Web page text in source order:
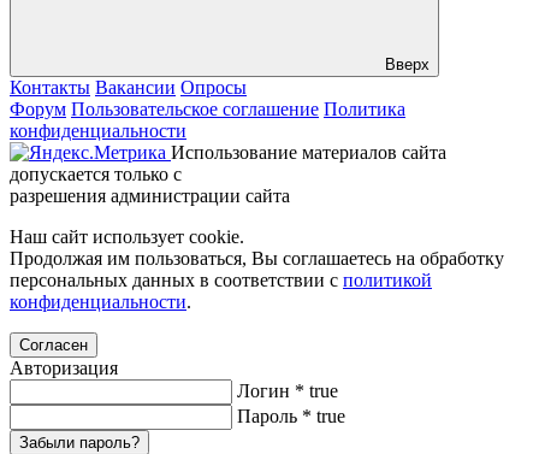
Вверх
Контакты Вакансии Опросы
Форум Пользовательское соглашение Политика
конфиденциальности
Использование материалов сайта
допускается только с
разрешения администрации сайта
Наш сайт использует cookie.
Продолжая им пользоваться, Вы соглашаетесь на обработку
персональных данных в соответствии с политикой
конфиденциальности.
Согласен
Авторизация
Логин * true
Пароль * true
Забыли пароль?